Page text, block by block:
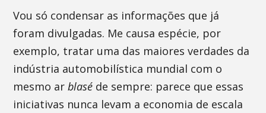
Vou só condensar as informações que já
foram divulgadas. Me causa espécie, por
exemplo, tratar uma das maiores verdades da
indústria automobilística mundial com o
mesmo arblasé de sempre: parece que essas
iniciativas nunca levam a economia de escala